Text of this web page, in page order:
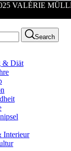
VALÉRIE
Search
& Diät
Interieur